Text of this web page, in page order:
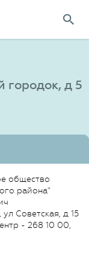
городок, д 5
общество
района"
Советская, д 15
- 268 10 00,